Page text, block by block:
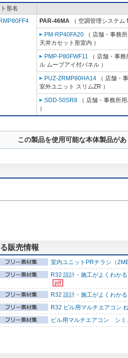
形名
PAR-46MA （ 空調管理システム
PM-RP40FA20 （ 店舗・事務
天井カセット形室内 ）
PMP-P80FWF11 （ 店舗・事
ル ムーブアイ付パネル ）
PUZ-ZRMP80HA14 （ 店舗・
室外ユニット スリムZR ）
SDD-50SR8 （ 店舗・事務所
）
この製品を使用可能な本体製品が
販売情報
室内ユニットPRチラシ（
R32 設計・施工がよくわか
R32 設計・施工がよくわか
R32 ビル用マルチエアコン
ビル用マルチエアコン シミ